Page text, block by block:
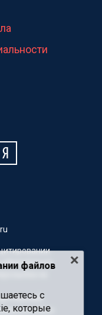
на
рекламы.
файлов
с
которые